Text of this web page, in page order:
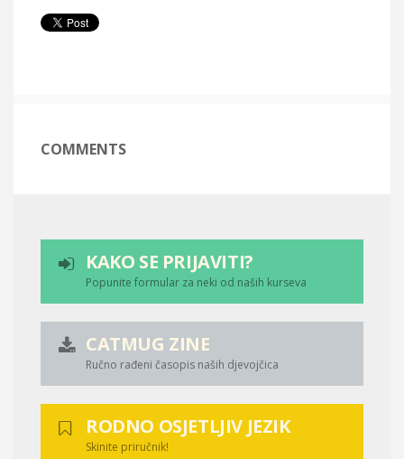
COMMENTS
KAKO SE PRIJAVITI?
Popunite formular za neki od naših kurseva
CATMUG ZINE
Ručno rađeni časopis naših djevojčica
RODNO OSJETLJIV JEZIK
Skinite priručnik!